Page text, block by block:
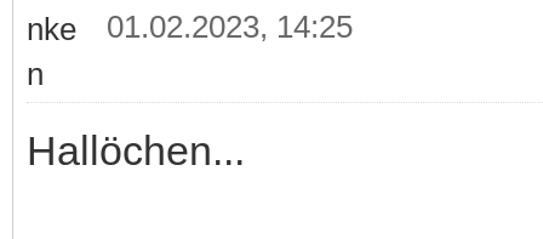
01.02.2023, 14:25
Hallöchen...